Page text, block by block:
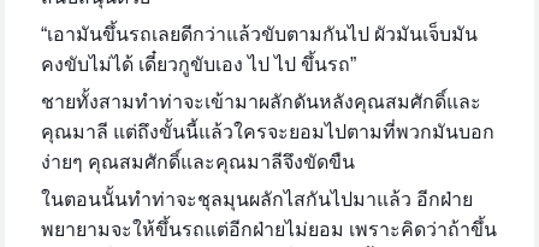
“เอามันขึ้นรถเลยดีกว่าแล้วขับตามกันไป ผัวมันเจ็บมัน
คงขับไม่ได้ เดี๋ยวกูขับเอง ไป ไป ขึ้นรถ”
ชายทั้งสามทำท่าจะเข้ามาผลักดันหลังคุณสมศักดิ์และ
คุณมาลี แต่ถึงขั้นนี้แล้วใครจะยอมไปตามที่พวกมันบอก
ง่ายๆ คุณสมศักดิ์และคุณมาลีจึงขัดขืน
ในตอนนั้นทำท่าจะชุลมุนผลักไสกันไปมาแล้ว อีกฝ่าย
พยายามจะให้ขึ้นรถแต่อีกฝ่ายไม่ยอม เพราะคิดว่าถ้าขึ้น